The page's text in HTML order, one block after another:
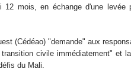
mois, en échange d'une levée
(Cédéao) "demande" aux
civile immédiatement" et
du Mali.